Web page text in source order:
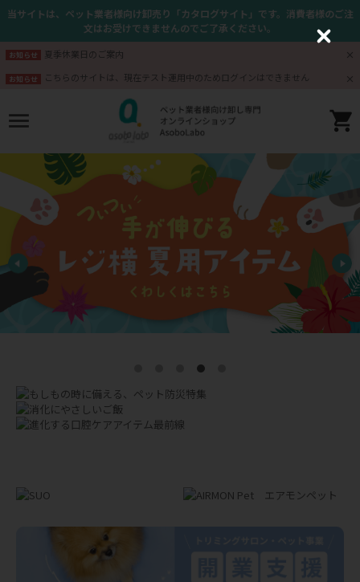
当サイトは、ペット業者様向け卸売り「カタログサイト」です。消費者様のご注
文はお受けできませんのでご了承ください。
お知らせ 夏季休業日のご案内
お知らせ こちらのサイトは、現在テスト運用中のためログインはできません
C